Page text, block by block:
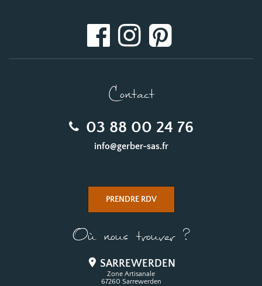
Contact
03 88 00 24 76
info@gerber-sas.fr
PRENDRE RDV
Où nous trouver ?
SARREWERDEN
Zone Artisanale
67260 Sarrewerden